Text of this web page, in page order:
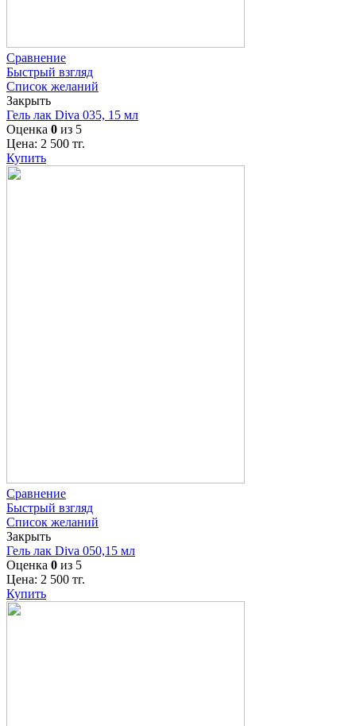
Сравнение
Быстрый взгляд
Список желаний
Закрыть
Гель лак Diva 035, 15 мл
Оценка 0 из 5
Цена: 2 500 тг.
Купить
Сравнение
Быстрый взгляд
Список желаний
Закрыть
Гель лак Diva 050,15 мл
Оценка 0 из 5
Цена: 2 500 тг.
Купить